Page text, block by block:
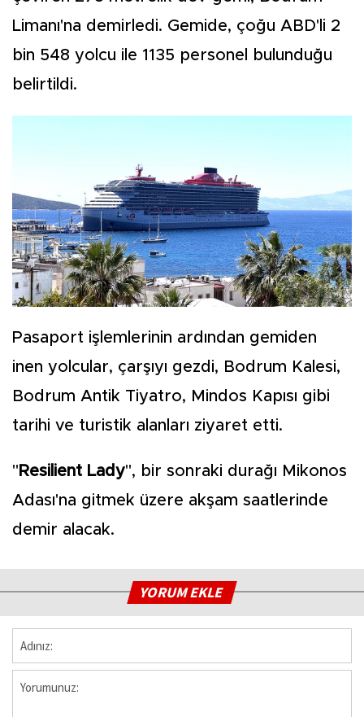
Limanı'na demirledi. Gemide, çoğu ABD'li 2
bin 548 yolcu ile 1135 personel bulunduğu
belirtildi.
Pasaport işlemlerinin ardından gemiden
inen yolcular, çarşıyı gezdi, Bodrum Kalesi,
Bodrum Antik Tiyatro, Mindos Kapısı gibi
tarihi ve turistik alanları ziyaret etti.
" Resilient Lady", bir sonraki durağı Mikonos
Adası'na gitmek üzere akşam saatlerinde
demir alacak.
YORUM EKLE